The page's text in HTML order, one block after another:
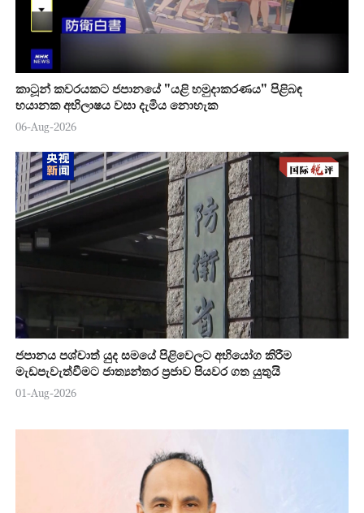
කාටූන් කවරයකට ජපානයේ "යළි හමුදාකරණය" පිළිබඳ
භයානක අභිලාෂය වසා දැමිය නොහැක
06-Aug-2026
ජපානය පශ්චාත් යුද සමයේ පිළිවෙලට අභියෝග කිරීම
මැඩපැවැත්වීමට ජාත්‍යන්තර ප්‍රජාව පියවර ගත යුතුයි
01-Aug-2026